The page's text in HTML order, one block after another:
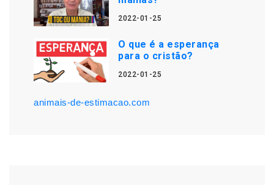
2022-01-25
O que é a esperança
para o cristão?
2022-01-25
animais-de-estimacao.com